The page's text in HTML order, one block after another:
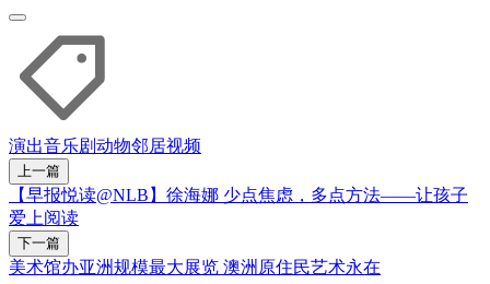
演出音乐剧动物邻居视频
上一篇
【早报悦读@NLB】徐海娜 少点焦虑，多点方法——让孩子
爱上阅读
下一篇
美术馆办亚洲规模最大展览 澳洲原住民艺术永在